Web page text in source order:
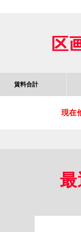
区
賃料合計
現在